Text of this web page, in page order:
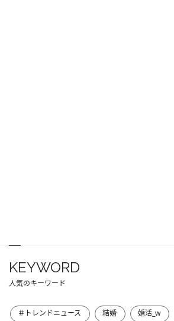
KEYWORD
人気のキーワード
＃トレンドニュース 結婚 婚活_w